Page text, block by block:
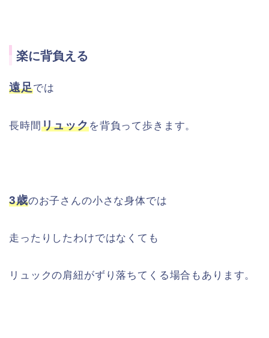
楽に背負える
遠足では
長時間リュックを背負って歩きます。
3歳のお子さんの小さな身体では
走ったりしたわけではなくても
リュックの肩紐がずり落ちてくる場合もあります。